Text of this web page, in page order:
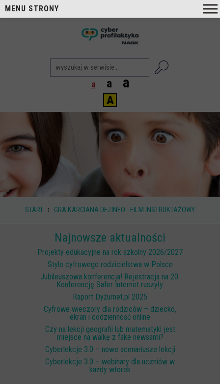
a a a
A
START › GRA KARCIANA DEZINFO - FILM INSTRUKTAŻOWY
Najnowsze aktualności
Projekty edukacyjne na rok szkolny 2026/2027
Style cyfrowego rodzicielstwa w Polsce
Jubileuszowa konferencja! Rejestracja na 20.
Konferencję Safer Internet ruszyły.
Raport Dyżurnet.pl 2025
Cyfrowe wieczory dla rodziców – dziecko,
ekran i codzienność online
Czy na lekcji geografii lub matematyki jest
miejsce na walkę z fake newsami?
Cyberlekcje 3.0 – nowe scenariusze lekcji
Cyberlekcje 3.0 – webinary dla uczniów w
każdy wtorek
MENU STRONY
Cyberprofilaktyka NASK
Nasi Eksperci
Aktualności
Projekty
Aktualne
Zrealizowane
Biblioteka
Poradniki i publikacje
Dla nauczycieli
Scenariusze lekcji
W sieci przyjaźni
(Nie)widzialne ślady online
Piosenka edukacyjna i teledysk
Szkoła Sieci Społecznościowych